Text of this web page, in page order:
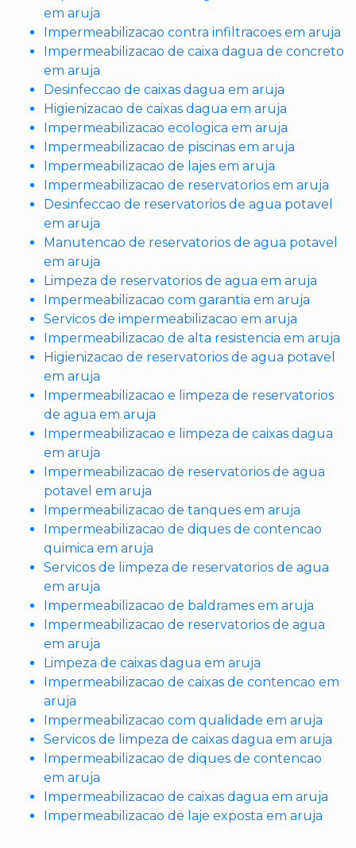
em aruja
Impermeabilizacao contra infiltracoes em aruja
Impermeabilizacao de caixa dagua de concreto
em aruja
Desinfeccao de caixas dagua em aruja
Higienizacao de caixas dagua em aruja
Impermeabilizacao ecologica em aruja
Impermeabilizacao de piscinas em aruja
Impermeabilizacao de lajes em aruja
Impermeabilizacao de reservatorios em aruja
Desinfeccao de reservatorios de agua potavel
em aruja
Manutencao de reservatorios de agua potavel
em aruja
Limpeza de reservatorios de agua em aruja
Impermeabilizacao com garantia em aruja
Servicos de impermeabilizacao em aruja
Impermeabilizacao de alta resistencia em aruja
Higienizacao de reservatorios de agua potavel
em aruja
Impermeabilizacao e limpeza de reservatorios
de agua em aruja
Impermeabilizacao e limpeza de caixas dagua
em aruja
Impermeabilizacao de reservatorios de agua
potavel em aruja
Impermeabilizacao de tanques em aruja
Impermeabilizacao de diques de contencao
quimica em aruja
Servicos de limpeza de reservatorios de agua
em aruja
Impermeabilizacao de baldrames em aruja
Impermeabilizacao de reservatorios de agua
em aruja
Limpeza de caixas dagua em aruja
Impermeabilizacao de caixas de contencao em
aruja
Impermeabilizacao com qualidade em aruja
Servicos de limpeza de caixas dagua em aruja
Impermeabilizacao de diques de contencao
em aruja
Impermeabilizacao de caixas dagua em aruja
Impermeabilizacao de laje exposta em aruja